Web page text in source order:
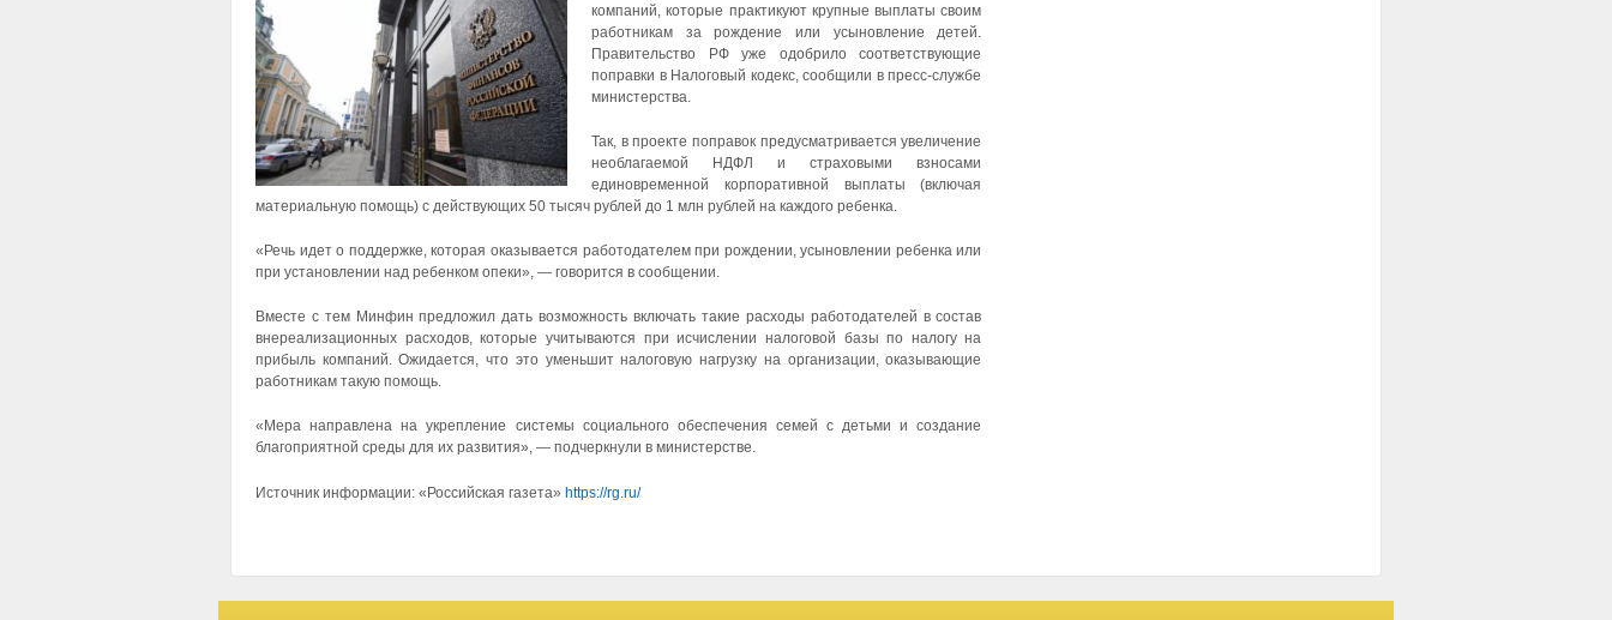
компаний, которые практикуют крупные выплаты своим
работникам за рождение или усыновление детей.
Правительство РФ уже одобрило соответствующие
поправки в Налоговый кодекс, сообщили в пресс-службе
министерства.
Так, в проекте поправок предусматривается увеличение
необлагаемой НДФЛ и страховыми взносами
единовременной корпоративной выплаты (включая
материальную помощь) с действующих 50 тысяч рублей до 1 млн рублей на каждого ребенка.
«Речь идет о поддержке, которая оказывается работодателем при рождении, усыновлении ребенка или
при установлении над ребенком опеки», — говорится в сообщении.
Вместе с тем Минфин предложил дать возможность включать такие расходы работодателей в состав
внереализационных расходов, которые учитываются при исчислении налоговой базы по налогу на
прибыль компаний. Ожидается, что это уменьшит налоговую нагрузку на организации, оказывающие
работникам такую помощь.
«Мера направлена на укрепление системы социального обеспечения семей с детьми и создание
благоприятной среды для их развития», — подчеркнули в министерстве.
Источник информации: «Российская газета» https://rg.ru/